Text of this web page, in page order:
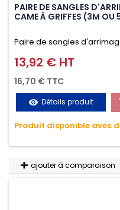
PAIRE DE SANGLES
CAME À GRIFFES (3M
Paire de sangles
griffes (3M ou 5M /
Permet d'arrimer et de
le transport. Matière
variations de
Prix
13,92 € HT
16,70 € TTC
visibility Détails produit
Produit disponible avec
ajouter à comparaison